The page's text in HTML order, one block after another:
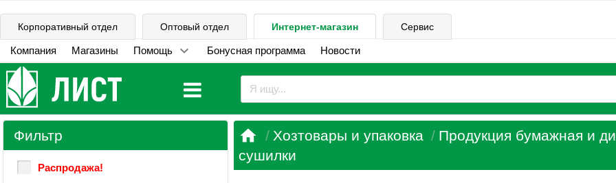
Корпоративный отдел Оптовый отдел Интернет-магазин Сервис
Компания Магазины Помощь Бонусная программа Новости
Фильтр
Распродажа!
 Хозтовары и упаковка
Продукция бумажная и
сушилки